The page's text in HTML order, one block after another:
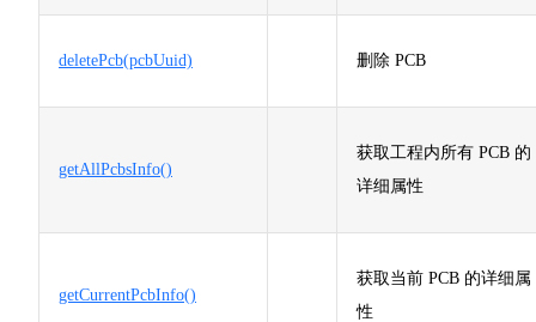
deletePcb(pcbUuid) 删除 PCB
getAllPcbsInfo()
获取工程内所有 PCB 的
详细属性
getCurrentPcbInfo()
获取当前 PCB 的详细属
性